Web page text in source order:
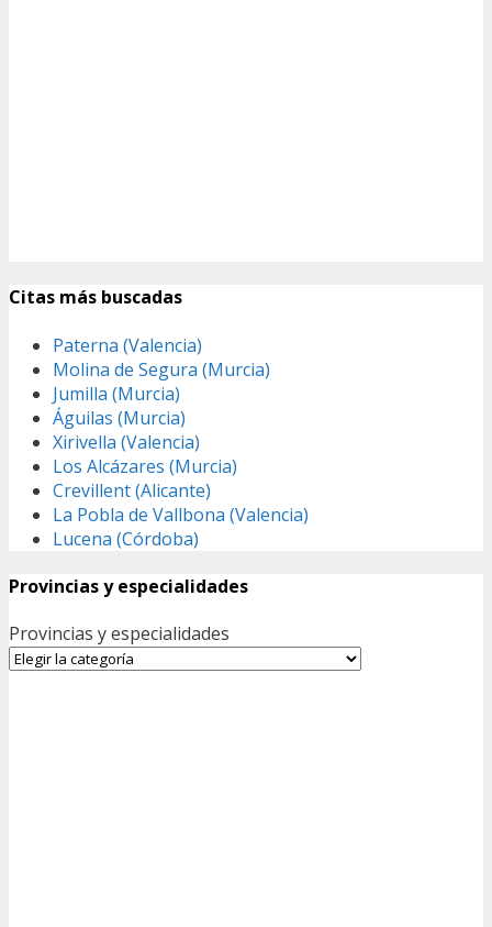
Citas más buscadas
Paterna (Valencia)
Molina de Segura (Murcia)
Jumilla (Murcia)
Águilas (Murcia)
Xirivella (Valencia)
Los Alcázares (Murcia)
Crevillent (Alicante)
La Pobla de Vallbona (Valencia)
Lucena (Córdoba)
Provincias y especialidades
Provincias y especialidades